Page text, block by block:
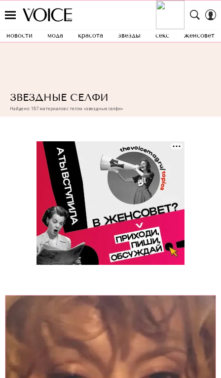
новости мода красота звезды секс женсовет
ЗВЕЗДНЫЕ СЕЛФИ
Найдено: 187 материалов с тегом «звездные селфи»